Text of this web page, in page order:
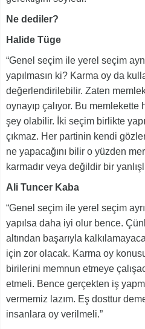
Ne dediler?
Halide Tüge
“Genel seçim ile yerel seçim
yapılmasın ki? Karma oy da
değerlendirilebilir. Zaten
oynayıp çalıyor. Bu
şey olabilir. İki seçim birlikte
çıkmaz. Her partinin kendi
ne yapacağını bilir o yüzden
karmadır veya değildir bir
Ali Tuncer Kaba
“Genel seçim ile yerel seçim
yapılsa daha iyi olur bence.
altından başarıyla
için zor olacak. Karma oy
birilerini memnun etmeye
etmeli. Bence gerçekten iş
vermemiz lazım. Eş dosttur
insanlara oy verilmeli.”